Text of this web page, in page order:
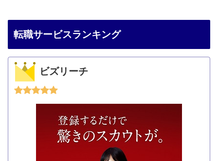
転職サービスランキング
ビズリーチ